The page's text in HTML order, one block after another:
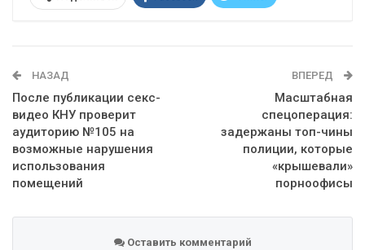
НАЗАД
После публикации секс-
видео КНУ проверит
аудиторию №105 на
возможные нарушения
использования
помещений
ВПЕРЕД
Масштабная
спецоперация:
задержаны топ-чины
полиции, которые
«крышевали»
порноофисы
Оставить комментарий